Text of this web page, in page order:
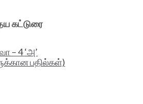
கட்டுரை
– 4 ‘அ’
பதில்கள்)